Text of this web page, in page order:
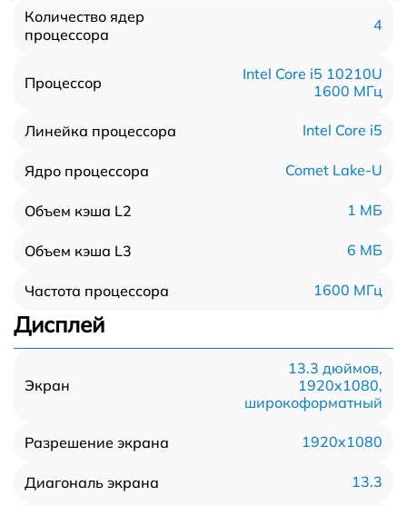
Количество ядер
процессора
4
Процессор
Intel Core i5 10210U
1600 МГц
Линейка процессора Intel Core i5
Ядро процессора Comet Lake-U
Объем кэша L2 1 МБ
Объем кэша L3 6 МБ
Частота процессора 1600 МГц
Дисплей
Экран
13.3 дюймов,
1920x1080,
широкоформатный
Разрешение экрана 1920x1080
Диагональ экрана 13.3